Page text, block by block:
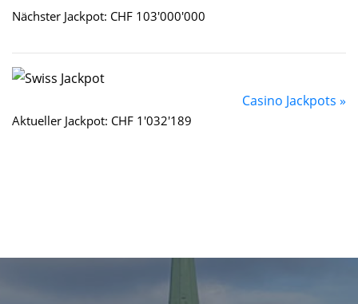
Nächster Jackpot: CHF 103'000'000
Casino Jackpots »
Aktueller Jackpot: CHF 1'032'189